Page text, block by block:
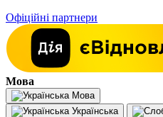
Офіційні партнери
Мова
Мова
Українська